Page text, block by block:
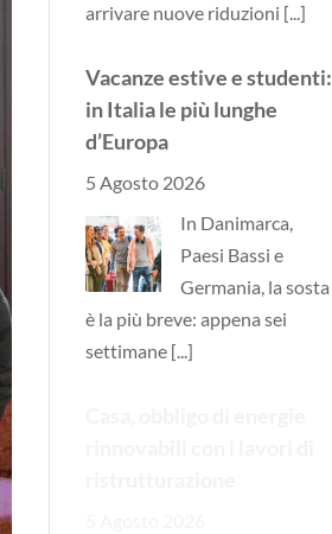
arrivare nuove riduzioni [...]
Vacanze estive e studenti:
in Italia le più lunghe
d’Europa
5 Agosto 2026
In Danimarca,
Paesi Bassi e
Germania, la sosta
è la più breve: appena sei
settimane [...]